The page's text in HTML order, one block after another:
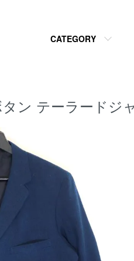
CATEGORY
ン テーラードジ